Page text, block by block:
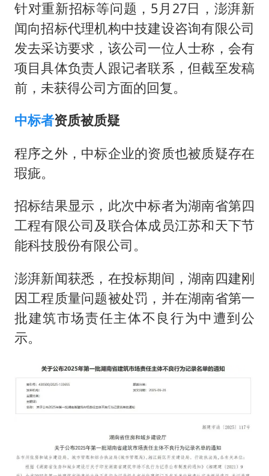
针对重新招标等问题，5月27日，澎湃新
闻向招标代理机构中技建设咨询有限公司
发去采访要求，该公司一位人士称，会有
项目具体负责人跟记者联系，但截至发稿
前，未获得公司方面的回复。
中标者资质被质疑
程序之外，中标企业的资质也被质疑存在
瑕疵。
招标结果显示，此次中标者为湖南省第四
工程有限公司及联合体成员江苏和天下节
能科技股份有限公司。
澎湃新闻获悉，在投标期间，湖南四建刚
因工程质量问题被处罚，并在湖南省第一
批建筑市场责任主体不良行为中遭到公
示。